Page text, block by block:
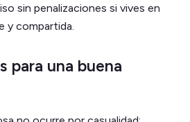
sin penalizaciones si vives en
y compartida.
para una buena